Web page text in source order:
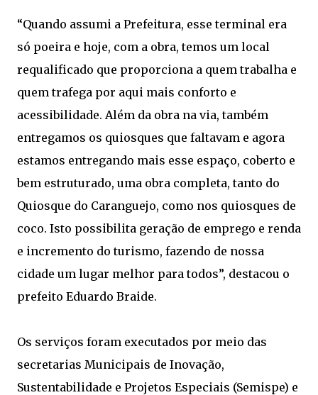
“Quando assumi a Prefeitura, esse terminal era
só poeira e hoje, com a obra, temos um local
requalificado que proporciona a quem trabalha e
quem trafega por aqui mais conforto e
acessibilidade. Além da obra na via, também
entregamos os quiosques que faltavam e agora
estamos entregando mais esse espaço, coberto e
bem estruturado, uma obra completa, tanto do
Quiosque do Caranguejo, como nos quiosques de
coco. Isto possibilita geração de emprego e renda
e incremento do turismo, fazendo de nossa
cidade um lugar melhor para todos”, destacou o
prefeito Eduardo Braide.
Os serviços foram executados por meio das
secretarias Municipais de Inovação,
Sustentabilidade e Projetos Especiais (Semispe) e